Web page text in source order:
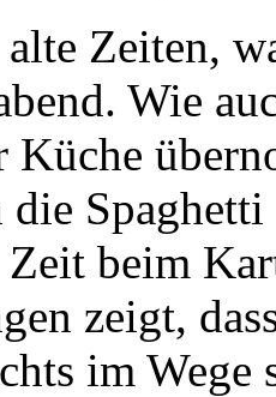
Zeiten,
Wie
Küche
die
Zeit beim
zeigt,
im Wege